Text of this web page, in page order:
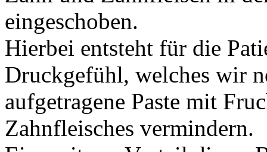
eingeschoben.
Hierbei entsteht für die
Druckgefühl, welches wir
aufgetragene Paste mit
Zahnfleisches vermindern.